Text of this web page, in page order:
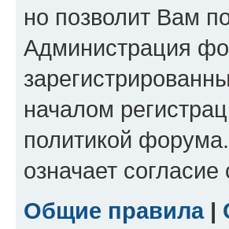
но позволит Вам
Администрация
началом
политикой
означает согласие
Общие правила|